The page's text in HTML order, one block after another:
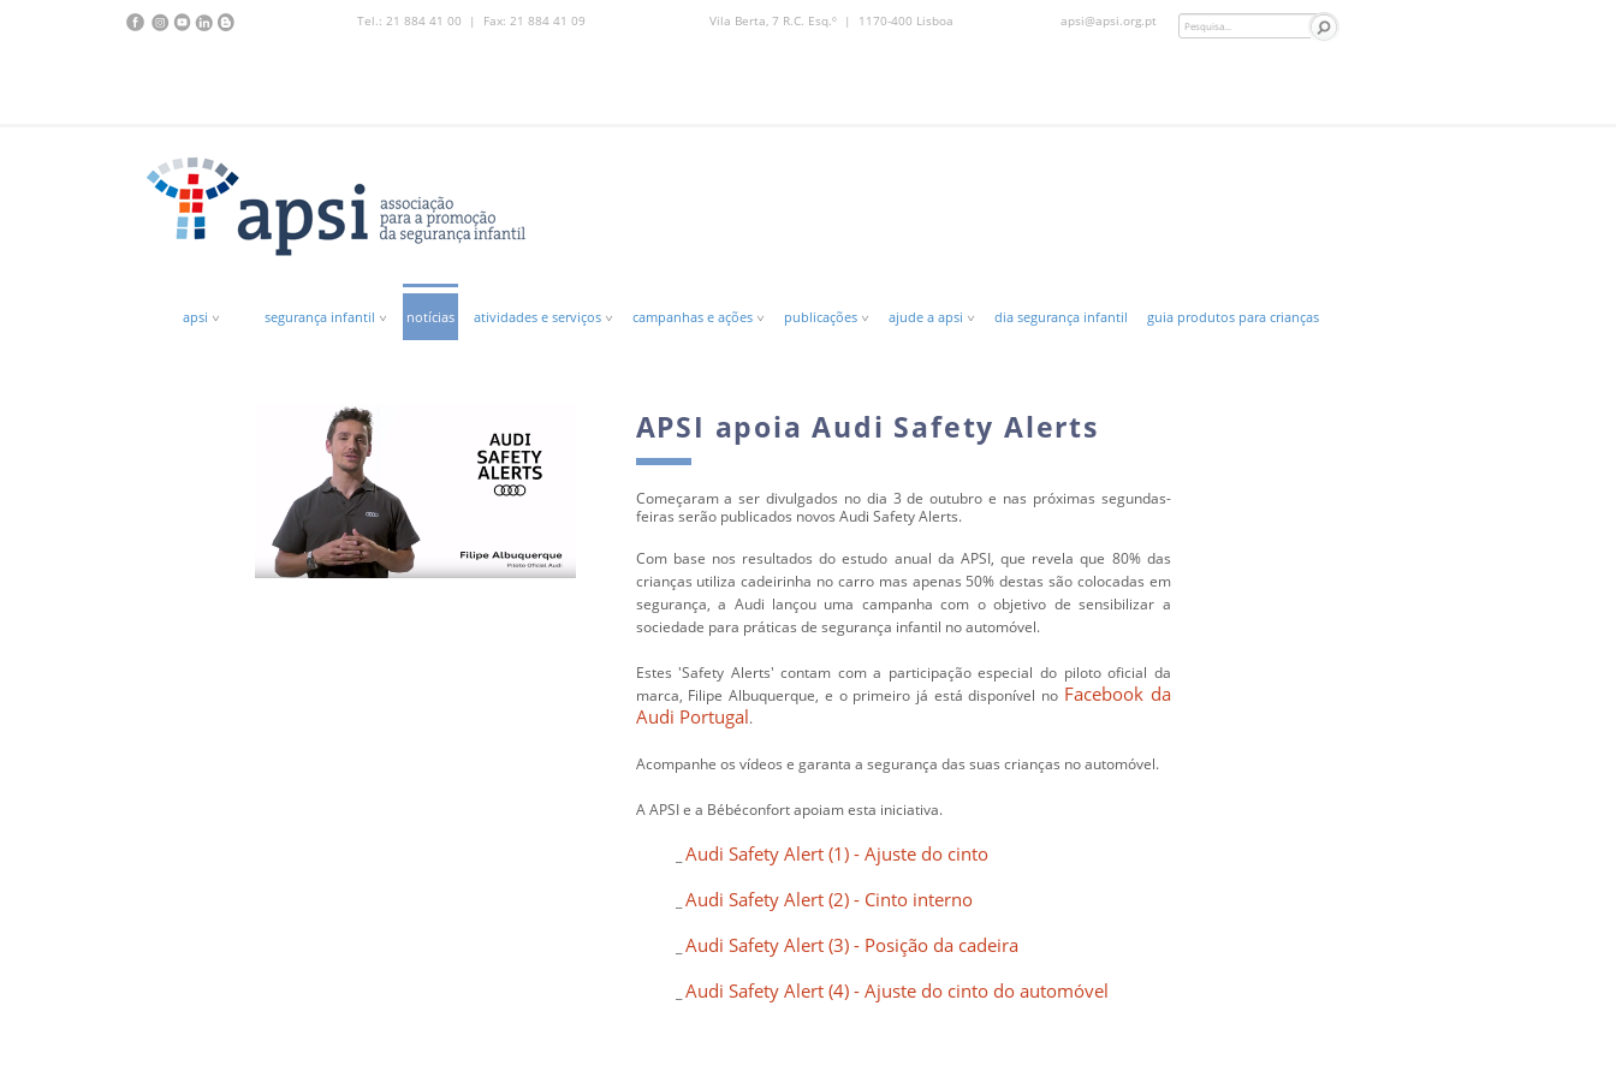
Tel.: 21 884 41 00 | Fax: 21 884 41 09 Vila Berta, 7 R.C. Esq.º | 1170-400 Lisboa apsi@apsi.org.pt
apsi segurança infantil notícias atividades e serviços campanhas e ações publicações ajude a apsi dia segurança infantil guia produtos para crianças
APSI apoia Audi Safety Alerts
Começaram a ser divulgados no dia 3 de outubro e nas próximas segundas-
feiras serão publicados novos Audi Safety Alerts.
Com base nos resultados do estudo anual da APSI, que revela que 80% das
crianças utiliza cadeirinha no carro mas apenas 50% destas são colocadas em
segurança, a Audi lançou uma campanha com o objetivo de sensibilizar a
sociedade para práticas de segurança infantil no automóvel.
Estes 'Safety Alerts' contam com a participação especial do piloto oficial da
marca, Filipe Albuquerque, e o primeiro já está disponível no Facebook da
Audi Portugal.
Acompanhe os vídeos e garanta a segurança das suas crianças no automóvel.
A APSI e a Bébéconfort apoiam esta iniciativa.
Audi Safety Alert (1) - Ajuste do cinto
Audi Safety Alert (2) - Cinto interno
Audi Safety Alert (3) - Posição da cadeira
Audi Safety Alert (4) - Ajuste do cinto do automóvel